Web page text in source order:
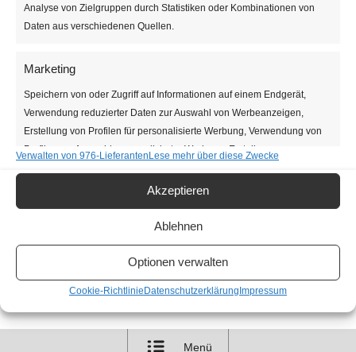
Analyse von Zielgruppen durch Statistiken oder Kombinationen von
Daten aus verschiedenen Quellen.
Marketing
Speichern von oder Zugriff auf Informationen auf einem Endgerät,
Verwendung reduzierter Daten zur Auswahl von Werbeanzeigen,
Erstellung von Profilen für personalisierte Werbung, Verwendung von
Profilen zur Auswahl personalisierter Werbung, Erstellung von
zur Auswahl personalisierter Inhalte, Entwicklung und Verbesserung
Gewährleistung der Sicherheit, Verhinderung
und Aufdeckung von Betrug und
Werbung und Inhalten, Ihre Entscheidungen
zum Datenschutz speichern und übermitteln.
Verwalten von 976-LieferantenLese mehr über diese Zwecke
Akzeptieren
Ablehnen
Optionen verwalten
Cookie-RichtlinieDatenschutzerklärungImpressum
HinweisEs wurden keine Ergebnisse gefunden.
Anstehende
Datum
wählen.
VorherigeVeranstaltungen
Heute
Nächste
Menü